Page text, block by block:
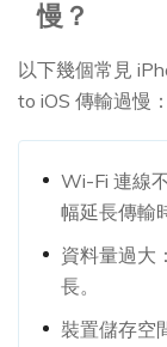
慢？
以下幾個常見
to iOS 傳輸過慢：
Wi-Fi 連線
幅延長傳輸
資料量過大
長。
裝置儲存空